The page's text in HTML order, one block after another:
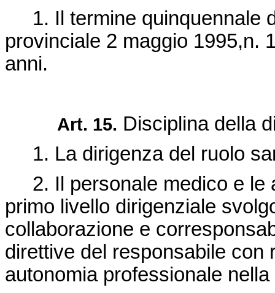
1. Il termine quinquennale
provinciale 2 maggio 1995,n.
anni.
Art. 15. Disciplina della
1. La dirigenza del ruolo
2. Il personale medico e le
primo livello dirigenziale
collaborazione e
direttive del responsabile con
autonomia professionale